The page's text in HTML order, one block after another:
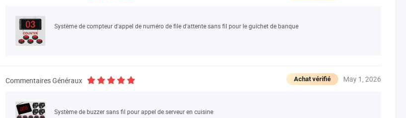
Système de compteur d'appel de numéro de file d'attente sans fil pour le guichet de banque
Commentaires Généraux Achat vérifié May 1, 2026
Système de buzzer sans fil pour appel de serveur en cuisine